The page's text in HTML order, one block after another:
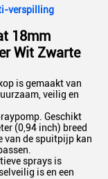
verspilling
18mm
Wit Zwarte
is gemaakt van
veilig en
Geschikt
(0,94 inch) breed
van de spuitpijp kan
sprays is
is en een